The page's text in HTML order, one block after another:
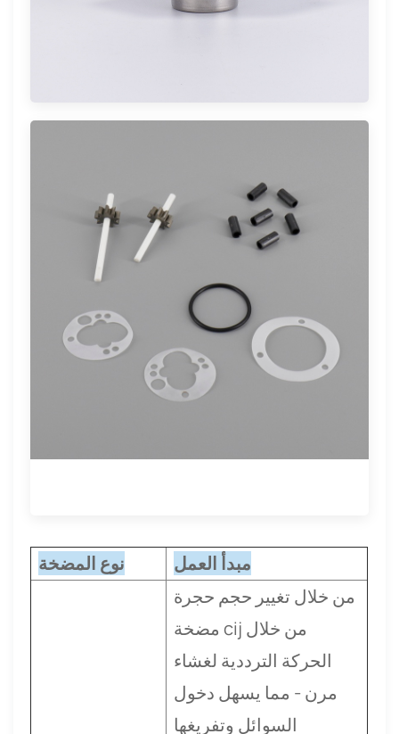
نوع المضخة
مبدأ العمل
من خلال تغيير حجم حجرة
مضخة cij من خلال
الحركة الترددية لغشاء
مرن - مما يسهل دخول
السوائل وتفريغها